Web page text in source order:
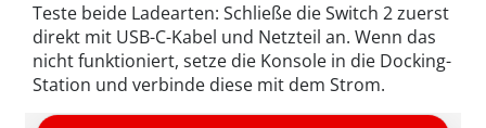
Teste beide Ladearten: Schließe die Switch 2 zuerst
direkt mit USB-C-Kabel und Netzteil an. Wenn das
nicht funktioniert, setze die Konsole in die Docking-
Station und verbinde diese mit dem Strom.